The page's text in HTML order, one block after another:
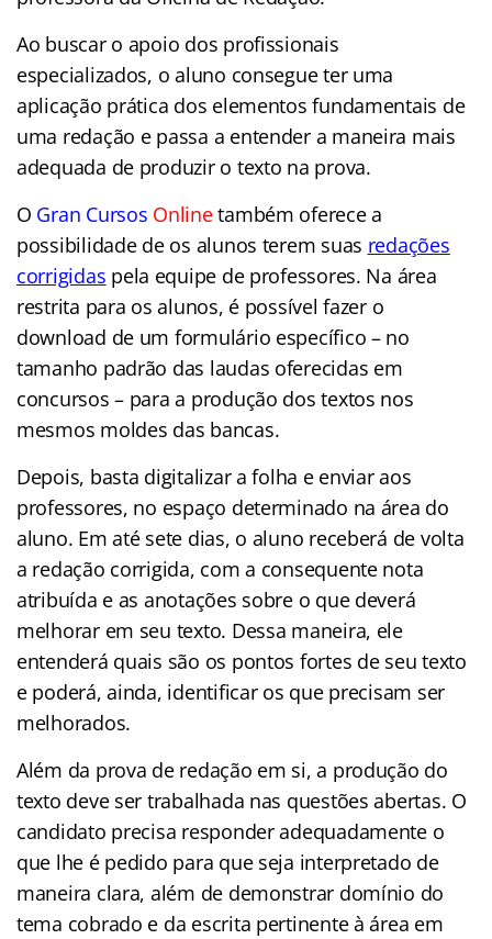
Ao buscar o apoio dos profissionais
especializados, o aluno consegue ter uma
aplicação prática dos elementos fundamentais de
uma redação e passa a entender a maneira mais
adequada de produzir o texto na prova.
O Gran Cursos Onlinetambém oferece a
possibilidade de os alunos terem suas redações
corrigidas pela equipe de professores. Na área
restrita para os alunos, é possível fazer o
download de um formulário específico – no
tamanho padrão das laudas oferecidas em
concursos – para a produção dos textos nos
mesmos moldes das bancas.
Depois, basta digitalizar a folha e enviar aos
professores, no espaço determinado na área do
aluno. Em até sete dias, o aluno receberá de volta
a redação corrigida, com a consequente nota
atribuída e as anotações sobre o que deverá
melhorar em seu texto. Dessa maneira, ele
entenderá quais são os pontos fortes de seu texto
e poderá, ainda, identificar os que precisam ser
melhorados.
Além da prova de redação em si, a produção do
texto deve ser trabalhada nas questões abertas. O
candidato precisa responder adequadamente o
que lhe é pedido para que seja interpretado de
maneira clara, além de demonstrar domínio do
tema cobrado e da escrita pertinente à área em